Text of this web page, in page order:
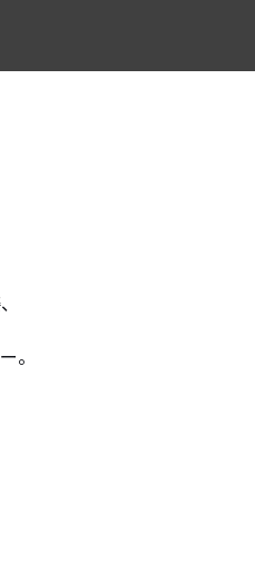
。